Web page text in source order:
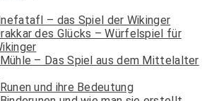
– das Spiel der Wikinger
des Glücks – Würfelspiel für
Mühle – Das Spiel aus dem Mittelalter
Runen und ihre Bedeutung